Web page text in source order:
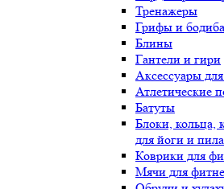
Тренажеры
Грифы и
Блины
Гантели и гири
Аксессуары
Атлетические
Батуты
Блоки, кольца,
для йоги и
Коврики для
Мячи для